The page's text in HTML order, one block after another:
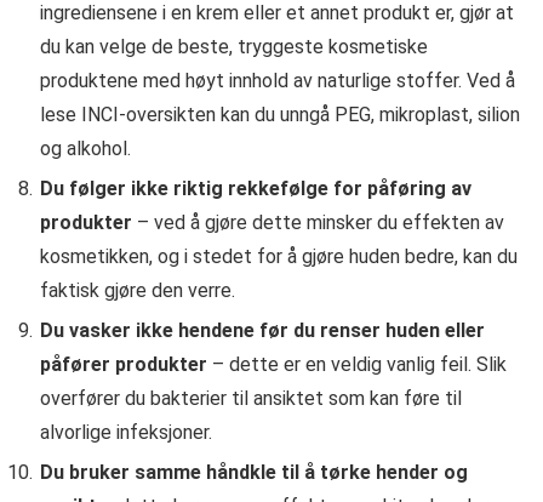
ingrediensene i en krem eller et annet produkt er, gjør at
du kan velge de beste, tryggeste kosmetiske
produktene med høyt innhold av naturlige stoffer. Ved å
lese INCI-oversikten kan du unngå PEG, mikroplast, silion
og alkohol.
Du følger ikke riktig rekkefølge for påføring av
produkter – ved å gjøre dette minsker du effekten av
kosmetikken, og i stedet for å gjøre huden bedre, kan du
faktisk gjøre den verre.
Du vasker ikke hendene før du renser huden eller
påfører produkter – dette er en veldig vanlig feil. Slik
overfører du bakterier til ansiktet som kan føre til
alvorlige infeksjoner.
Du bruker samme håndkle til å tørke hender og